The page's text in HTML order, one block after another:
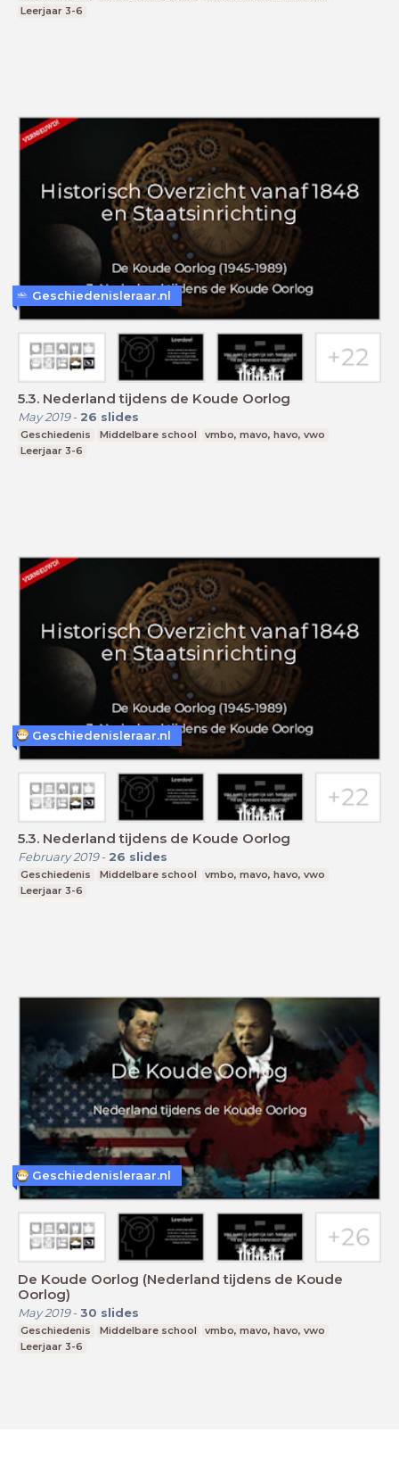
Leerjaar 3-6
5.3. Nederland tijdens de Koude Oorlog
May 2019- 26 slides
Geschiedenis Middelbare school
vmbo, mavo, havo, vwo
Leerjaar 3-6
Geschiedenisleraar.nl
5.3. Nederland tijdens de Koude Oorlog
February 2019- 26 slides
Geschiedenis Middelbare school
vmbo, mavo, havo, vwo
Leerjaar 3-6
Geschiedenisleraar.nl
De Koude Oorlog (Nederland tijdens de Koude
Oorlog)
May 2019- 30 slides
Geschiedenis Middelbare school
vmbo, mavo, havo, vwo
Leerjaar 3-6
Geschiedenisleraar.nl